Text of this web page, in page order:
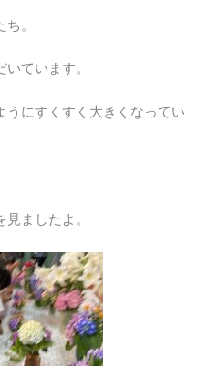
。
ています。
うにすくすく大きくなってい
ましたよ。